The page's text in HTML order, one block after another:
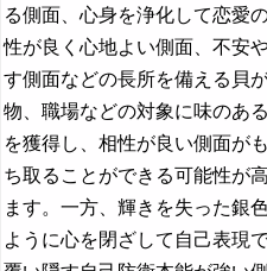
る側面、心身を浄化して恋愛
性が良く心地よい側面、不安
す側面などの長所を備える貝
物、職場などの対象に味のあ
を獲得し、相性が良い側面が
ち取ることができる可能性が
ます。一方、輝きを失った銀
ように心を閉ざして自己表現